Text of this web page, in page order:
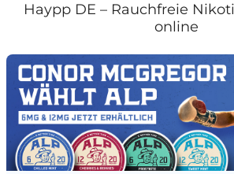
Haypp DE – Rauchfreie
online